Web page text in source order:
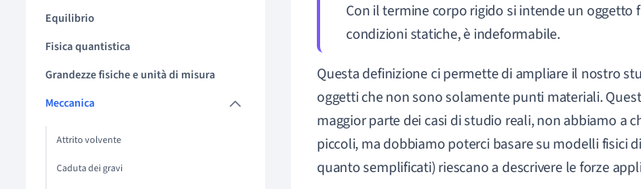
Equilibrio
Fisica quantistica
Grandezze fisiche e unità di misura
Meccanica
Attrito volvente
Caduta dei gravi
Con il termine corpo rigido si intende un oggetto
condizioni statiche, è indeformabile.
Questa definizione ci permette di ampliare il nostro
oggetti che non sono solamente punti materiali.
maggior parte dei casi di studio reali, non abbiamo a
piccoli, ma dobbiamo poterci basare su modelli fisici
quanto semplificati) riescano a descrivere le forze